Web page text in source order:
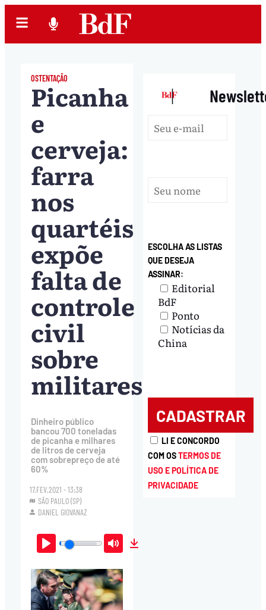
OSTENTAÇÃO
Picanha
e
cerveja:
farra
nos
quartéis
expõe
falta de
controle
civil
sobre
militares
Dinheiro público
bancou 700 toneladas
de picanha e milhares
de litros de cerveja
com sobrepreço de até
60%
17.FEV.2021 - 13:38
SÃO PAULO (SP)
DANIEL GIOVANAZ
Play Mute
|
ESCOLHA AS LISTAS
QUE DESEJA
ASSINAR:
Editorial
BdF
Ponto
Notícias da
China
LI E CONCORDO
COM OSTERMOS DE
USO E POLÍTICA DE
PRIVACIDADE